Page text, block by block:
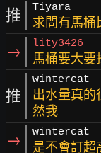
推 Tiyara
求問有馬桶
→ lity3426
馬桶要大要
推
wintercat
出水量真的
然我
→ wintercat
是不會訂超